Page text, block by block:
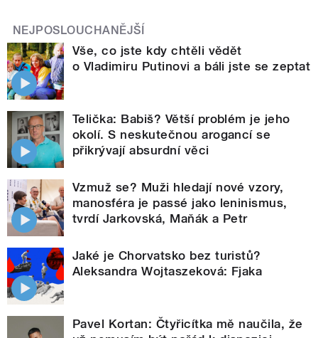
NEJPOSLOUCHANĚJŠÍ
Vše, co jste kdy chtěli vědět
o Vladimiru Putinovi a báli jste se zeptat
Telička: Babiš? Větší problém je jeho
okolí. S neskutečnou arogancí se
přikrývají absurdní věci
Vzmuž se? Muži hledají nové vzory,
manosféra je passé jako leninismus,
tvrdí Jarkovská, Maňák a Petr
Jaké je Chorvatsko bez turistů?
Aleksandra Wojtaszeková: Fjaka
Pavel Kortan: Čtyřicítka mě naučila, že